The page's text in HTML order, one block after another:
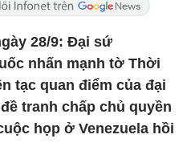
28/9: Đại sứ
nhấn mạnh tờ Thời
tạc quan điểm của đại
tranh chấp chủ quyền
họp ở Venezuela hồi